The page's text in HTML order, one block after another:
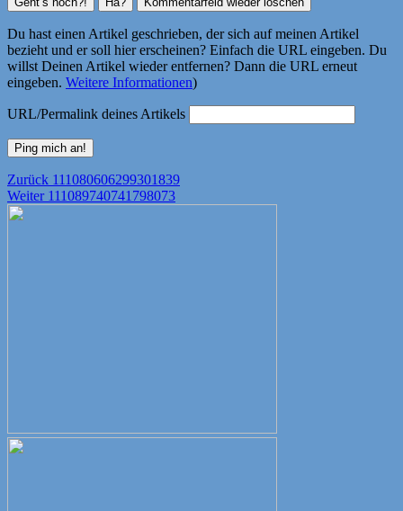
Du hast einen Artikel geschrieben, der sich auf meinen Artikel
bezieht und er soll hier erscheinen? Einfach die URL eingeben. Du
willst Deinen Artikel wieder entfernen? Dann die URL erneut
eingeben. Weitere Informationen)
URL/Permalink deines Artikels
Beitragsnavigation
Zurück Vorheriger
Beitrag:
111080606299301839
Weiter Nächster
111089740741798073